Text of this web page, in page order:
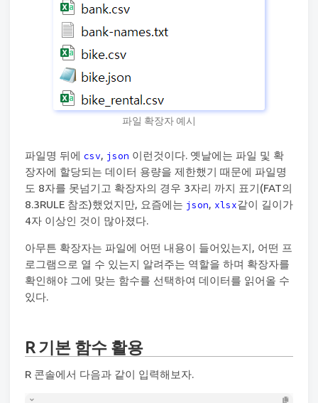
파일 확장자 예시
파일명 뒤에 csv, json 이런것이다. 옛날에는 파일 및 확
장자에 할당되는 데이터 용량을 제한했기 때문에 파일명
도 8자를 못넘기고 확장자의 경우 3자리 까지 표기(FAT의
8.3RULE 참조)했었지만, 요즘에는 json, xlsx같이 길이가
4자 이상인 것이 많아졌다.
아무튼 확장자는 파일에 어떤 내용이 들어있는지, 어떤 프
로그램으로 열 수 있는지 알려주는 역할을 하며 확장자를
확인해야 그에 맞는 함수를 선택하여 데이터를 읽어올 수
있다.
R 기본 함수 활용
R 콘솔에서 다음과 같이 입력해보자.